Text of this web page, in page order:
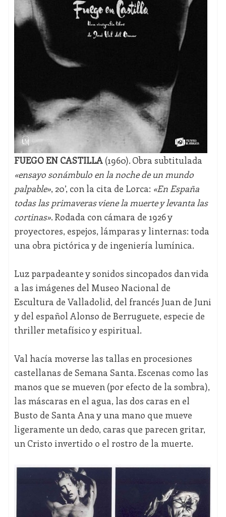
FUEGO EN CASTILLA(1960). Obra subtitulada
«ensayo sonámbulo en la noche de un mundo
palpable», 20’, con la cita de Lorca: «En España
todas las primaveras viene la muerte y levanta las
cortinas». Rodada con cámara de 1926 y
proyectores, espejos, lámparas y linternas: toda
una obra pictórica y de ingeniería lumínica.
Luz parpadeante y sonidos sincopados dan vida
a las imágenes del Museo Nacional de
Escultura de Valladolid, del francés Juan de Juni
y del español Alonso de Berruguete, especie de
thriller metafísico y espiritual.
Val hacía moverse las tallas en procesiones
castellanas de Semana Santa. Escenas como las
manos que se mueven (por efecto de la sombra),
las máscaras en el agua, las dos caras en el
Busto de Santa Ana y una mano que mueve
ligeramente un dedo, caras que parecen gritar,
un Cristo invertido o el rostro de la muerte.